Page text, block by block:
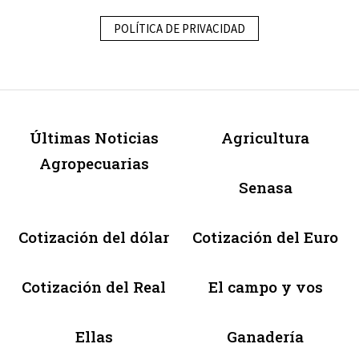
POLÍTICA DE PRIVACIDAD
Últimas Noticias
Agropecuarias
Agricultura
Senasa
Cotización del dólar Cotización del Euro
Cotización del Real El campo y vos
Ellas Ganadería